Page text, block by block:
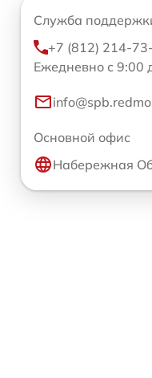
Служба
+7 (812) 214-
Ежедневно с 9:00
Основной офис
Набережная